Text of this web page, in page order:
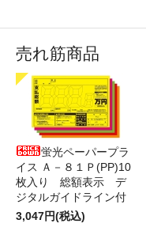
売れ筋商品
蛍光ペーパープラ
イス Ａ－８１Ｐ(PP)10
枚入り 総額表示 デ
ジタルガイドライン付
3,047円(税込)